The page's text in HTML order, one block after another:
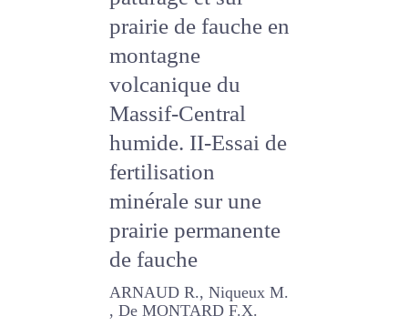
pâturage et sur
prairie de fauche
en montagne
volcanique du
Massif-Central
humide. II-Essai de
fertilisation
minérale sur une
prairie permanente
de fauche